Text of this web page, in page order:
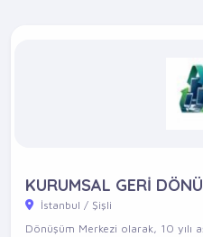
KURUMSAL GERİ
İstanbul / Şişli
Dönüşüm Merkezi olarak, 10 yılı